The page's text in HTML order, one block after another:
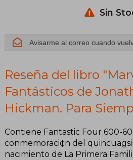
Sin
Avisarme al correo cuando
Reseña del libro
Fantásticos de
Hickman. Para
Contiene Fantastic Four 600-
conmemoraci¢n del
nacimiento de La Primera